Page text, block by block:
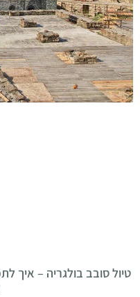
טיול סובב בולגריה – איך